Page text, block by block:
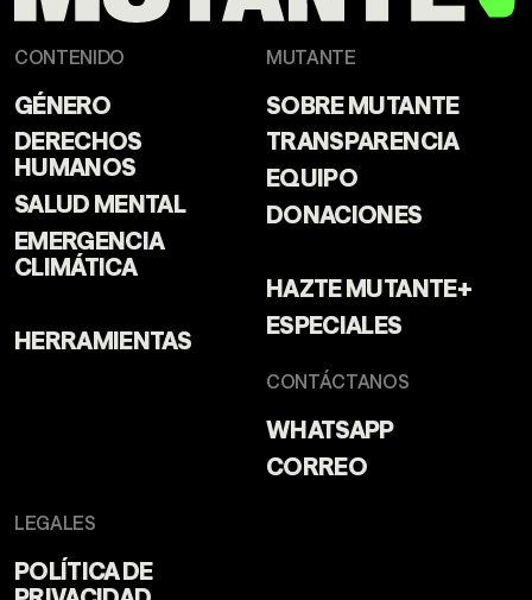
CONTENIDO
GÉNERO
DERECHOS
HUMANOS
SALUD MENTAL
EMERGENCIA
CLIMÁTICA
HERRAMIENTAS
MUTANTE
SOBRE MUTANTE
TRANSPARENCIA
EQUIPO
DONACIONES
HAZTE MUTANTE+
ESPECIALES
CONTÁCTANOS
WHATSAPP
CORREO
LEGALES
POLÍTICA DE